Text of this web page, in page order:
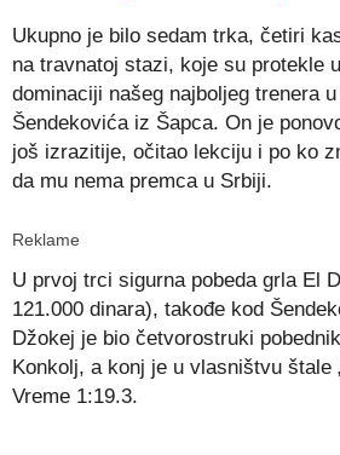
Ukupno je bilo sedam trka, četiri
na travnatoj stazi, koje su protekle
dominaciji našeg najboljeg trenera
Šendekovića iz Šapca. On je
još izrazitije, očitao lekciju i po ko
da mu nema premca u Srbiji.
Reklame
U prvoj trci sigurna pobeda grla El
121.000 dinara), takođe kod
Džokej je bio četvorostruki
Konkolj, a konj je u vlasništvu štale
Vreme 1:19.3.